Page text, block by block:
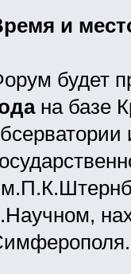
и
будет
на базе